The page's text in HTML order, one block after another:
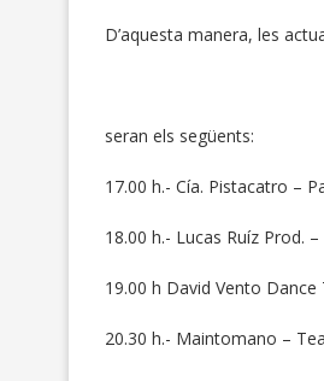
D’aquesta manera, les
seran els següents:
17.00 h.- Cía. Pistacatro –
18.00 h.- Lucas Ruíz Prod.
19.00 h David Vento
20.30 h.- Maintomano –
Oliva expulsa la
María Bertomeu i...